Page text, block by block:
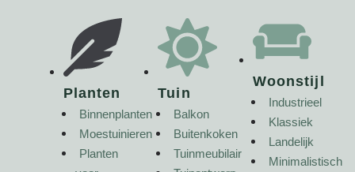
Planten
Binnenplanten
Moestuinieren
Planten
Tuin
Balkon
Buitenkoken
Tuinmeubilair
Woonstijl
Industrieel
Klassiek
Landelijk
Minimalistisch